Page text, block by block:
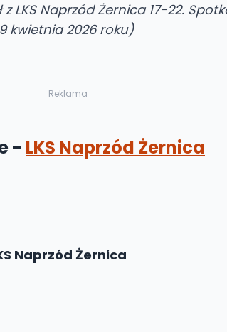
z LKS Naprzód Żernica 17-22.
kwietnia 2026 roku)
Reklama
- LKS Naprzód Żernica
Naprzód Żernica